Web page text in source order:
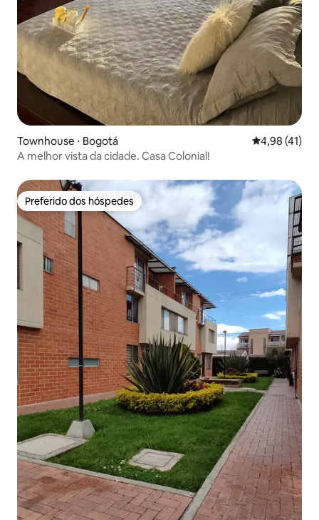
Townhouse ⋅ Bogotá 4,98 de uma
4,98 (41)
A melhor vista da cidade. Casa Colonial!
Preferido dos hóspedes
Preferido dos hóspedes